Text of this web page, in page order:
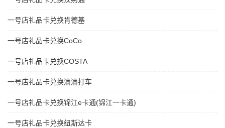
一号店礼品卡兑换肯德基
一号店礼品卡兑换CoCo
一号店礼品卡兑换COSTA
一号店礼品卡兑换滴滴打车
一号店礼品卡兑换锦江e卡通(锦江一卡通)
一号店礼品卡兑换纽斯达卡